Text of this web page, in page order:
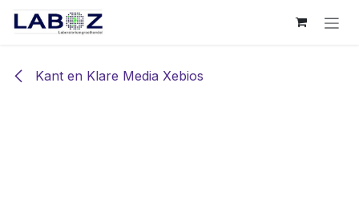
Overslaan naar inhoud
Kant en Klare Media Xebios